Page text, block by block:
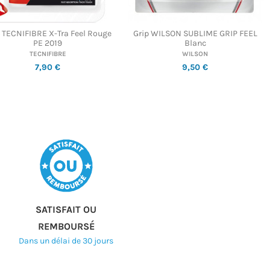
X-Tra Feel Rouge
PE 2019
TECNIFIBRE
7,90 €
Grip WILSON SUBLIME GRIP FEEL
Blanc
WILSON
9,50 €
SATISFAIT OU
REMBOURSÉ
Dans un délai de 30 jours